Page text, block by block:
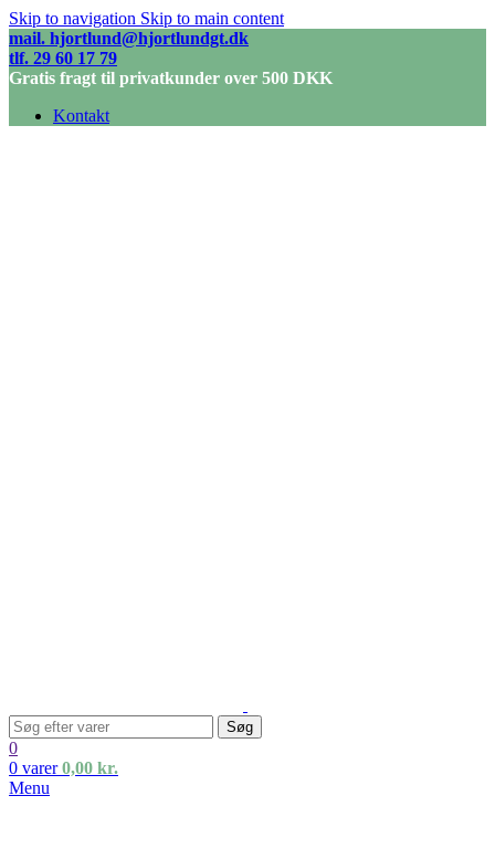
Skip to navigation Skip to main content
mail. hjortlund@hjortlundgt.dk
tlf. 29 60 17 79
Gratis fragt til privatkunder over 500 DKK
Kontakt
Søg
0
0 varer 0,00 kr.
Menu